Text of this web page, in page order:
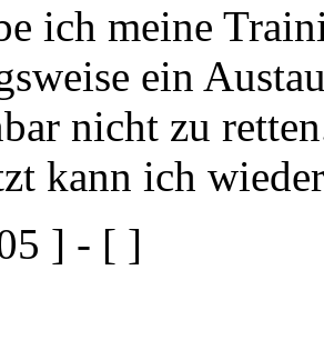
ich meine
ein
nicht zu
kann ich
] - [ ]